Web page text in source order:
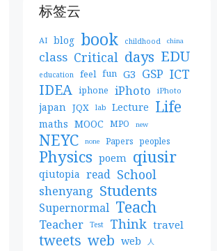
标签云
AI blog book childhood china
class Critical days EDU
education feel fun G3 GSP ICT
IDEA iphone iPhoto iPhoto
japan JQX lab Lecture Life
maths MOOC MPO new
NEYC none Papers peoples
Physics poem qiusir
qiutopia read School
shenyang Students
Supernormal Teach
Teacher Test Think travel
tweets web web 人